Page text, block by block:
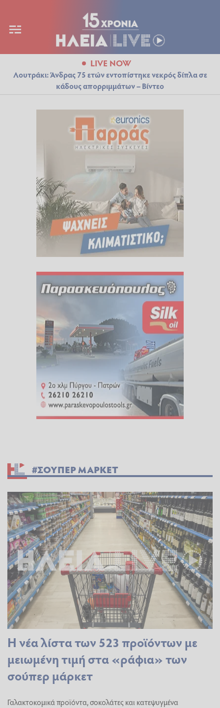
LIVE NOW
Λουτράκι: Άνδρας 75 ετών εντοπίστηκε νεκρός δίπλα σε
κάδους απορριμμάτων – Βίντεο
#ΣΟΥΠΕΡ ΜΑΡΚΕΤ
Η νέα λίστα των 523 προϊόντων με
μειωμένη τιμή στα «ράφια» των
σούπερ μάρκετ
Γαλακτοκομικά προϊόντα, σοκολάτες και κατεψυγμένα